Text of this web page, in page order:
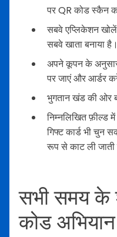
पर QR कोड स्कैन
सबवे एप्लिकेशन
सबवे खाता बनाया है।
अपने कूपन के अनुसार
पर जाएं और आर्डर
भुगतान खंड की ओर
निम्नलिखित
गिफ्ट कार्ड भी
रूप से काट ली जाती
सभी समय के
कोड